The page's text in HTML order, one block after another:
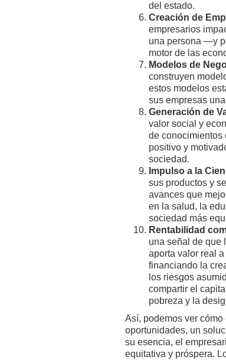
del estado.
Creación de
empresarios
una persona —y
motor de las
Modelos de
construyen
estos modelos
sus empresas
Generación de
valor social y
de conocimientos
positivo y
sociedad.
Impulso a la
sus productos y
avances que
en la salud, la
sociedad más
Rentabilidad
una señal de que
aporta valor real
financiando la
los riesgos
compartir el
pobreza y la
Así, podemos ver
oportunidades, un
su esencia, el
equitativa y próspera.